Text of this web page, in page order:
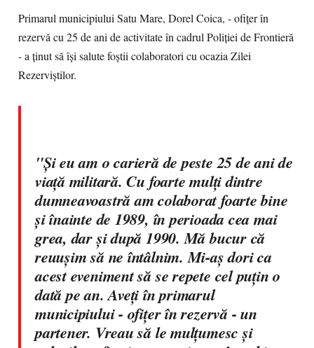
Primarul municipiului Satu Mare, Dorel Coica, - ofiţer în
rezervă cu 25 de ani de activitate în cadrul Poliţiei de Frontieră
- a ţinut să îşi salute foştii colaboratori cu ocazia Zilei
Rezerviştilor.
"Şi eu am o carieră de peste 25 de ani de
viaţă militară. Cu foarte mulţi dintre
dumneavoastră am colaborat foarte bine
şi înainte de 1989, în perioada cea mai
grea, dar şi după 1990. Mă bucur că
reuuşim să ne întâlnim. Mi-aş dori ca
acest eveniment să se repete cel puţin o
dată pe an. Aveţi în primarul
municipiului - ofiţer în rezervă - un
partener. Vreau să le mulţumesc şi